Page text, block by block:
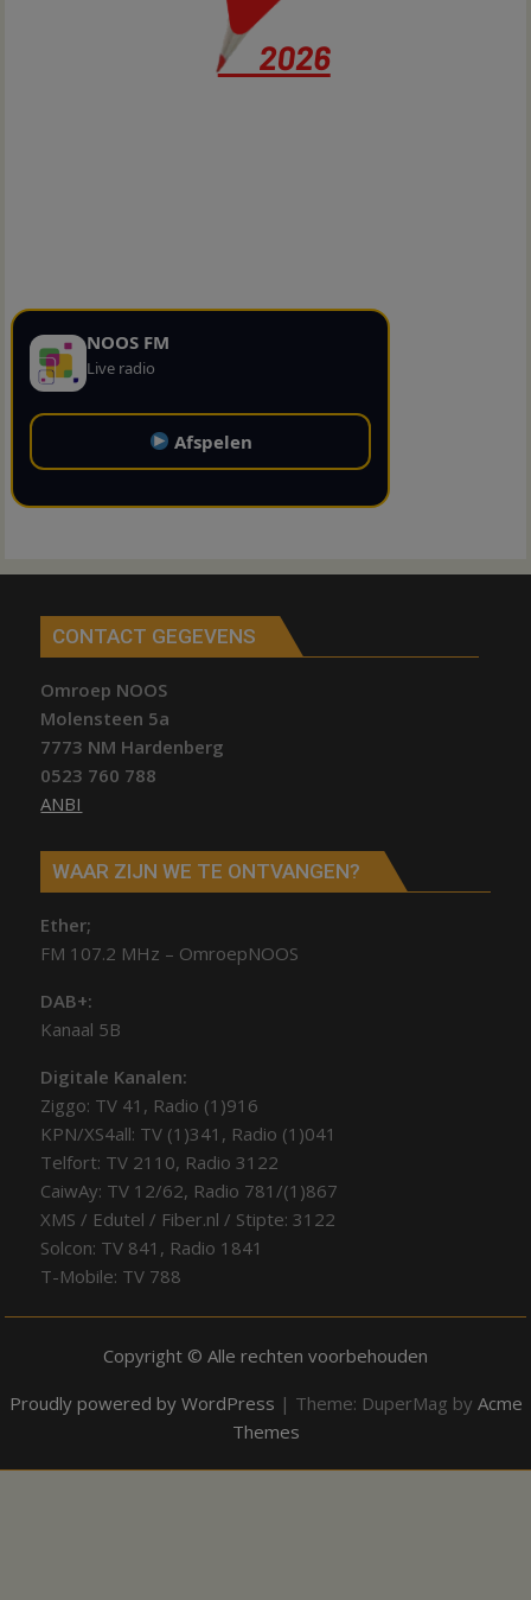
NOOS FM
Live radio
Afspelen
CONTACT GEGEVENS
Omroep NOOS
Molensteen 5a
7773 NM Hardenberg
0523 760 788
ANBI
WAAR ZIJN WE TE ONTVANGEN?
Ether;
FM 107.2 MHz – OmroepNOOS
DAB+:
Kanaal 5B
Digitale Kanalen:
Ziggo: TV 41, Radio (1)916
KPN/XS4all: TV (1)341, Radio (1)041
Telfort: TV 2110, Radio 3122
CaiwAy: TV 12/62, Radio 781/(1)867
XMS / Edutel / Fiber.nl / Stipte: 3122
Solcon: TV 841, Radio 1841
T-Mobile: TV 788
Copyright © Alle rechten voorbehouden
Proudly powered by WordPress | Theme: DuperMag by Acme
Themes